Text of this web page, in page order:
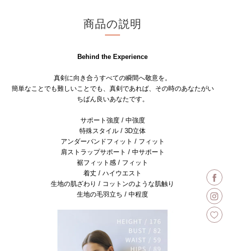
商品の説明
Behind the Experience
真剣に向き合うすべての瞬間へ敬意を。
簡単なことでも難しいことでも、真剣であれば、その時のあなたがい
ちばん良いあなたです。
サポート強度 / 中強度
特殊スタイル / 3D立体
アンダーバンドフィット / フィット
肩ストラップサポート / 中サポート
裾フィット感 / フィット
着丈 / ハイウエスト
生地の肌ざわり / コットンのような肌触り
生地の毛羽立ち / 中程度